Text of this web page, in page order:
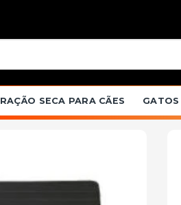
RAÇÃO SECA PARA CÃES GATOS